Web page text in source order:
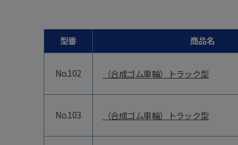
型番 商品名
No.102 （合成ゴム車輪）トラック型
No.103 （合成ゴム車輪）トラック型